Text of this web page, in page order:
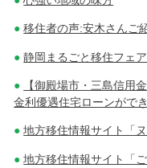
移住者の声:安木さんご
静岡まるごと移住フェ
【御殿場市・三島信用
金利優遇住宅ローンがで
地方移住情報サイト「
地方移住情報サイト「